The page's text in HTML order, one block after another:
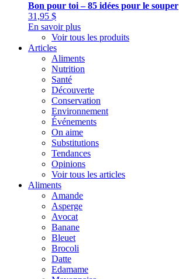
Bon pour toi – 85 idées pour le souper
31,95 $
En savoir plus
Voir tous les produits
Articles
Aliments
Nutrition
Santé
Découverte
Conservation
Environnement
Événements
On aime
Substitutions
Tendances
Opinions
Voir tous les articles
Aliments
Amande
Asperge
Avocat
Banane
Bleuet
Brocoli
Datte
Edamame